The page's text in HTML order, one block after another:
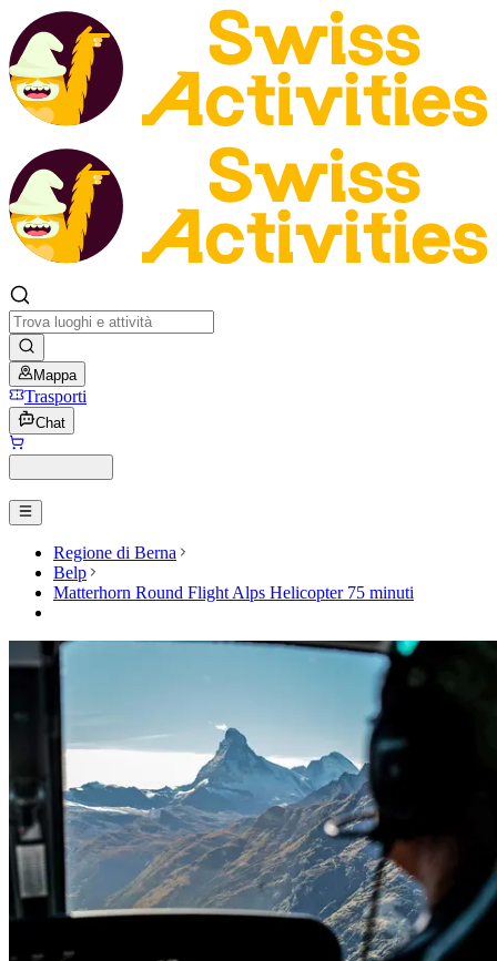
Mappa
Trasporti
Chat
Regione di Berna
Belp
Matterhorn Round Flight Alps Helicopter 75 minuti